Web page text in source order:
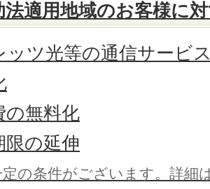
法適用地域のお客様に
ッツ光等の通信サービ
の無料化
限の延伸
の条件がございます。詳細